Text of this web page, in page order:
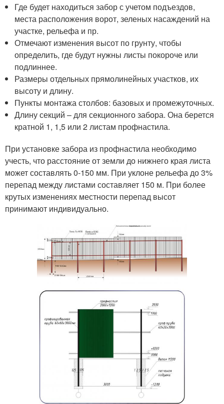
Где будет находиться забор с учетом подъездов,
места расположения ворот, зеленых насаждений на
участке, рельефа и пр.
Отмечают изменения высот по грунту, чтобы
определить, где будут нужны листы покороче или
подлиннее.
Размеры отдельных прямолинейных участков, их
высоту и длину.
Пункты монтажа столбов: базовых и промежуточных.
Длину секций – для секционного забора. Она берется
кратной 1, 1,5 или 2 листам профнастила.
При установке забора из профнастила необходимо
учесть, что расстояние от земли до нижнего края листа
может составлять 0-150 мм. При уклоне рельефа до 3%
перепад между листами составляет 150 м. При более
крутых изменениях местности перепад высот
принимают индивидуально.